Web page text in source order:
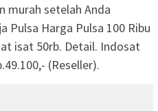
murah setelah Anda
Pulsa Harga Pulsa 100 Ribu
isat 50rb. Detail. Indosat
(Reseller).